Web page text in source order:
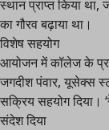
स्थान प्राप्त किया
का गौरव बढ़ाया था।
विशेष सहयोग
आयोजन में कॉलेज के
जगदीश पंवार, यूसेक्स
सक्रिय सहयोग दिया।
संदेश दिया